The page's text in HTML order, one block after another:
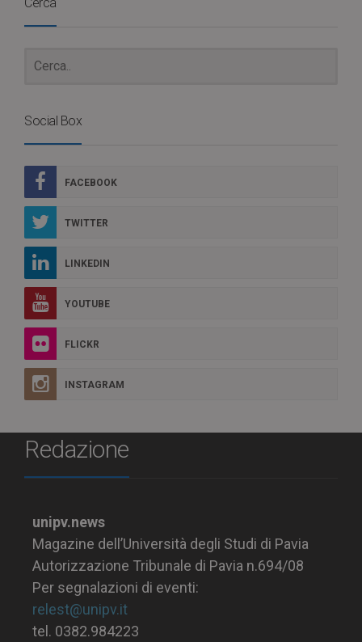
Social Box
FACEBOOK
TWITTER
LINKEDIN
YOUTUBE
FLICKR
INSTAGRAM
Redazione
unipv.news
Magazine dell’Università degli Studi di Pavia
Autorizzazione Tribunale di Pavia n.694/08
Per segnalazioni di eventi:
relest@unipv.it
tel. 0382.984223